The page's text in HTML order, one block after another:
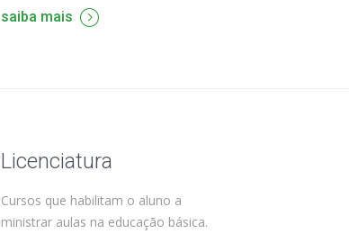
saiba mais
Licenciatura
Cursos que habilitam o aluno a
ministrar aulas na educação básica.